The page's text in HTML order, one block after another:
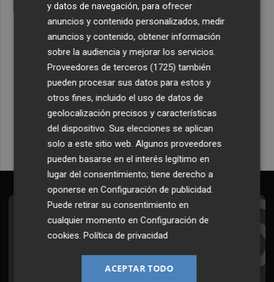
Recibe toda la actualidad de
Plaza Podcast en tu correo
Quiero suscribirme
Suscríbete al Boletín
Todos los días a primera hora en tu email
¡Quiero suscribirme!
y datos de navegación, para ofrecer
anuncios y contenido personalizados, medir
anuncios y contenido, obtener información
sobre la audiencia y mejorar los servicios.
Proveedores de terceros (1725) también
pueden procesar sus datos para estos y
otros fines, incluido el uso de datos de
geolocalización precisos y características
del dispositivo. Sus elecciones se aplican
solo a este sitio web. Algunos proveedores
pueden basarse en el interés legítimo en
lugar del consentimiento; tiene derecho a
oponerse enConfiguración de publicidad.
Puede retirar su consentimiento en
cualquier momento enConfiguración de
cookies.Política de privacidad
ACEPTAR TODO